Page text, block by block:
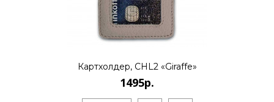
Картхолдер, CHL2 «Giraffe»
1495р.